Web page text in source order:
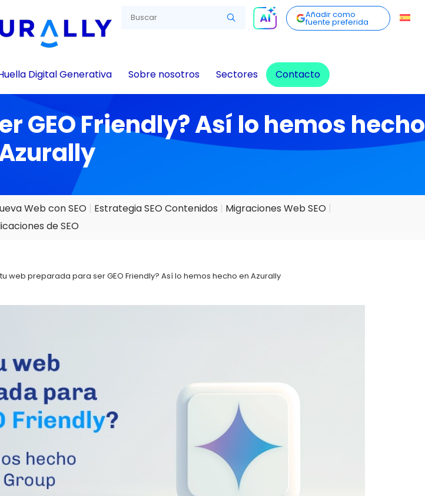
Añadir como
fuente preferida
Digital Generativa Sobre nosotros Sectores Contacto
GEO Friendly? Así lo hemos hecho
Web con SEO Estrategia SEO Contenidos
Migraciones Web SEO
de SEO
web preparada para ser GEO Friendly? Así lo hemos hecho en Azurally